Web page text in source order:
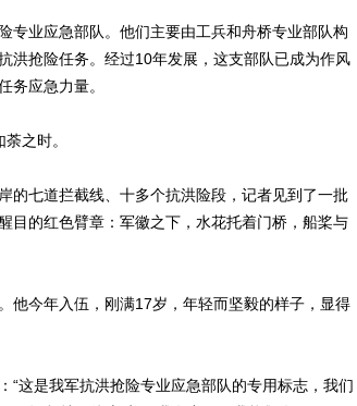
业应急部队。他们主要由工兵和舟桥专业部队构
洪抢险任务。经过10年发展，这支部队已成为作风
务应急力量。
之时。
七道拦截线、十多个抗洪险段，记者见到了一批
目的红色臂章：军徽之下，水花托着门桥，船桨与
今年入伍，刚满17岁，年轻而坚毅的样子，显得
是我军抗洪抢险专业应急部队的专用标志，我们